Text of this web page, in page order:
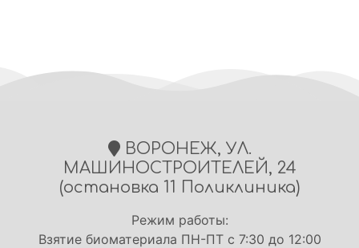
ВОРОНЕЖ, УЛ.
МАШИНОСТРОИТЕЛЕЙ, 24
(остановка 11 Поликлиника)
Режим работы:
Взятие биоматериала ПН-ПТ с 7:30 до 12:00